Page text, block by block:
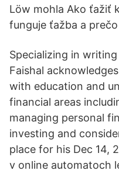
Löw mohla Ako ťažiť
funguje ťažba a
Specializing in
Faishal
with education and
financial areas
managing personal
investing and
place for his Dec 14,
v online automatoch